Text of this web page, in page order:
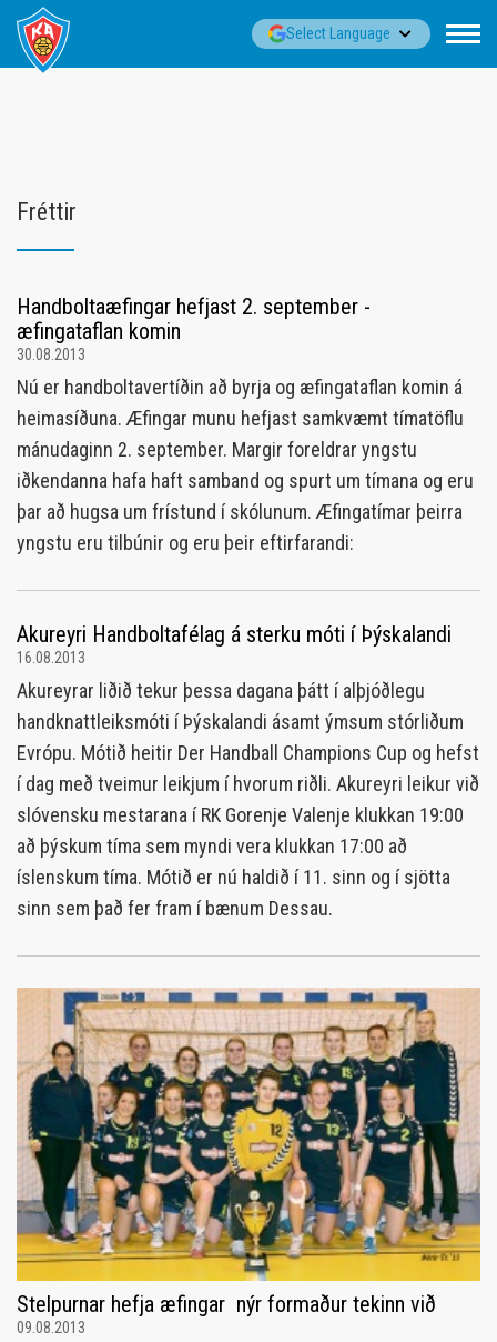
Fara
Select Language▼
Fréttir
Handboltaæfingar hefjast 2. september -
æfingataflan komin
30.08.2013
Nú er handboltavertíðin að byrja og æfingataflan komin á
heimasíðuna. Æfingar munu hefjast samkvæmt tímatöflu
mánudaginn 2. september. Margir foreldrar yngstu
iðkendanna hafa haft samband og spurt um tímana og eru
þar að hugsa um frístund í skólunum. Æfingatímar þeirra
yngstu eru tilbúnir og eru þeir eftirfarandi:
Akureyri Handboltafélag á sterku móti í Þýskalandi
16.08.2013
Akureyrar liðið tekur þessa dagana þátt í alþjóðlegu
handknattleiksmóti í Þýskalandi ásamt ýmsum stórliðum
Evrópu. Mótið heitir Der Handball Champions Cup og hefst
í dag með tveimur leikjum í hvorum riðli. Akureyri leikur við
slóvensku mestarana í RK Gorenje Valenje klukkan 19:00
að þýskum tíma sem myndi vera klukkan 17:00 að
íslenskum tíma. Mótið er nú haldið í 11. sinn og í sjötta
sinn sem það fer fram í bænum Dessau.
Stelpurnar hefja æfingar  nýr formaður tekinn við
09.08.2013